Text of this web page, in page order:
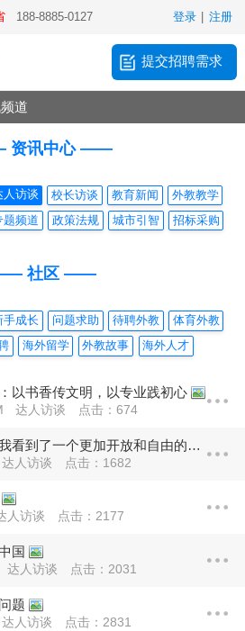
188-8885-0127 登录 注册
提交招聘需求
道
讯中心 ——
人访谈 校长访谈 教育新闻
外教教学
题频道 政策法规 城市引智 招标采购
社区 ——
手成长 问题求助 待聘外教
体育外教
海外留学 外教故事 海外人才
以书香传文明，以专业践初心
达人访谈 点击：674
吉尔吉斯斯坦女外教：我看到了一个更加开放和自由的中国
达人访谈 点击：1682
人访谈 点击：2177
国
达人访谈 点击：2031
题
达人访谈 点击：2831